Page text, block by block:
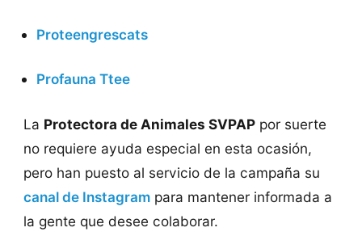
Proteengrescats
Profauna Ttee
La Protectora de Animales SVPAPpor suerte
no requiere ayuda especial en esta ocasión,
pero han puesto al servicio de la campaña su
canal de Instagrampara mantener informada a
la gente que desee colaborar.